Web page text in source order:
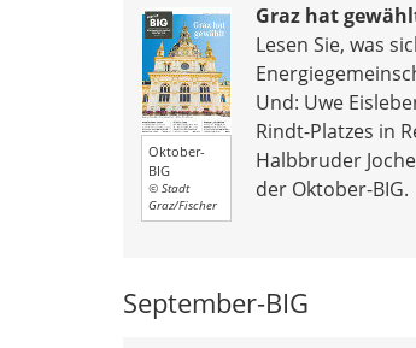
Oktober-
BIG
© Stadt
Graz/Fischer
Graz hat
Lesen Sie, was
Und: Uwe
Rindt-Platzes in
Halbbruder
der Oktober-BIG.
September-BIG